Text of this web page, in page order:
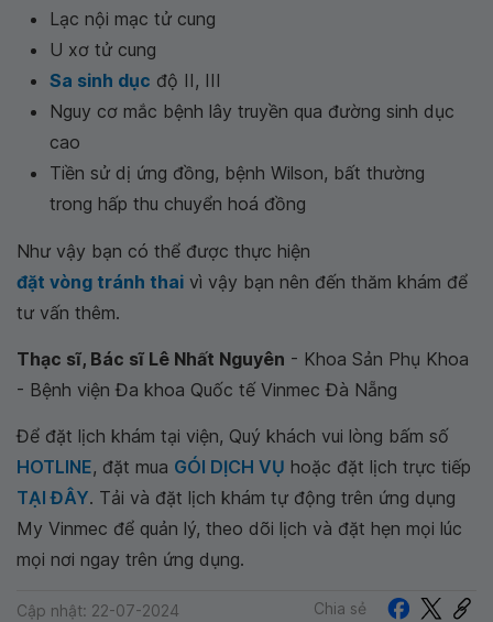
Lạc nội mạc tử cung
U xơ tử cung
Sa sinh dục độ II, III
Nguy cơ mắc bệnh lây truyền qua đường sinh dục
cao
Tiền sử dị ứng đồng, bệnh Wilson, bất thường
trong hấp thu chuyển hoá đồng
Như vậy bạn có thể được thực hiện
đặt vòng tránh thai vì vậy bạn nên đến thăm khám để
tư vấn thêm.
Thạc sĩ, Bác sĩ Lê Nhất Nguyên - Khoa Sản Phụ Khoa
- Bệnh viện Đa khoa Quốc tế Vinmec Đà Nẵng
Để đặt lịch khám tại viện, Quý khách vui lòng bấm số
HOTLINE, đặt mua GÓI DỊCH VỤ hoặc đặt lịch trực tiếp
TẠI ĐÂY. Tải và đặt lịch khám tự động trên ứng dụng
My Vinmec để quản lý, theo dõi lịch và đặt hẹn mọi lúc
mọi nơi ngay trên ứng dụng.
Cập nhật: 22-07-2024 Chia sẻ